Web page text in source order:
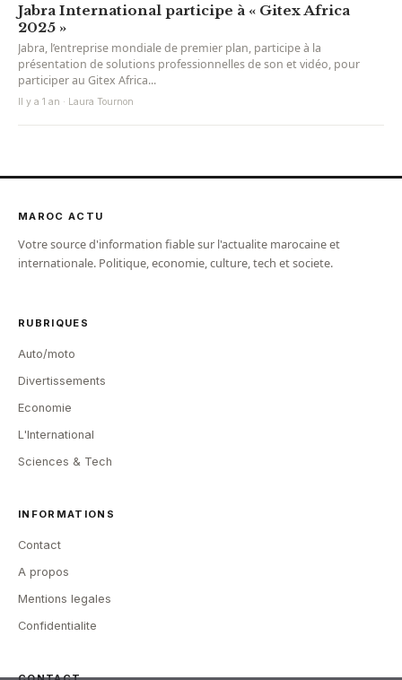
Jabra International participe à « Gitex Africa
2025 »
Jabra, l’entreprise mondiale de premier plan, participe à la
présentation de solutions professionnelles de son et vidéo, pour
participer au Gitex Africa...
Il y a 1 an · Laura Tournon
MAROC ACTU
Votre source d'information fiable sur l'actualite marocaine et
internationale. Politique, economie, culture, tech et societe.
RUBRIQUES
Auto/moto
Divertissements
Economie
L'International
Sciences & Tech
INFORMATIONS
Contact
A propos
Mentions legales
Confidentialite